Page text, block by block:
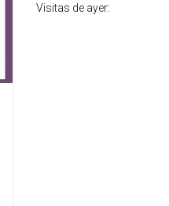
Visitas de ayer: